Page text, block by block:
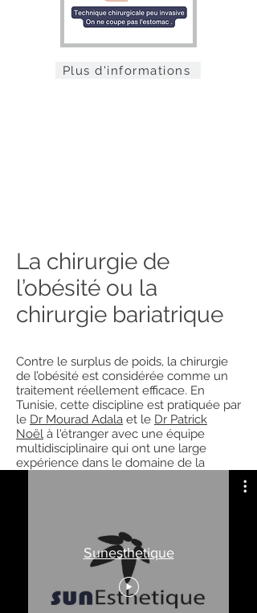
Plus d'informations
La chirurgie de
l’obésité ou la
chirurgie bariatrique
Contre le surplus de poids, la chirurgie
de l’obésité est considérée comme un
traitement réellement efficace. En
Tunisie, cette discipline est pratiquée par
le Dr Mourad Adala et le Dr Patrick
Noël à l'étranger avec une équipe
multidisciplinaire qui ont une large
expérience dans le domaine de la
Sunesthetique